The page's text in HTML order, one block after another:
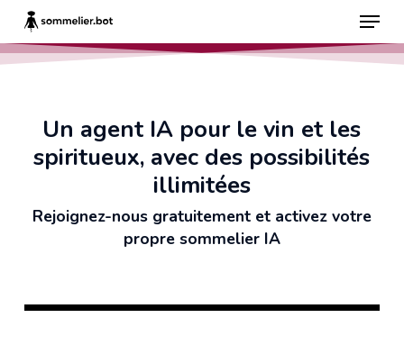
main
content
Menu
Un agent IA pour le vin et les
spiritueux, avec des possibilités
illimitées
Rejoignez-nous gratuitement et activez votre
propre sommelier IA